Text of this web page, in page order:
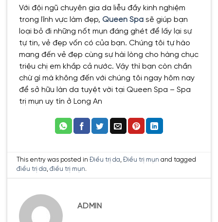
Với đội ngũ chuyên gia da liễu đầy kinh nghiệm
trong lĩnh vực làm đẹp, Queen Spa sẽ giúp bạn
loại bỏ đi những nốt mụn đáng ghét để lấy lại sự
tự tin, vẻ đẹp vốn có của bạn. Chúng tôi tự hào
mang đến vẻ đẹp cùng sự hài lòng cho hàng chục
triệu chị em khắp cả nước. Vậy thì bạn còn chần
chừ gì mà không đến với chúng tôi ngay hôm nay
để sở hữu làn da tuyệt vời tại Queen Spa – Spa
trị mụn uy tín ở Long An
This entry was posted inĐiều trị da,Điều trị mụn and tagged
điều trị da,điều trị mụn.
ADMIN